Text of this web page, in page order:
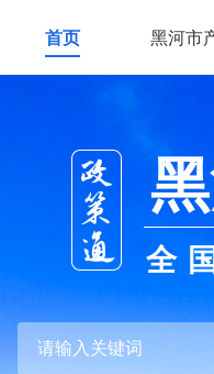
首页 黑河市
全